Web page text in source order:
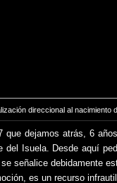
direccional al nacimiento
que dejamos atrás, 6
del Isuela. Desde aquí
señalice debidamente
es un recurso